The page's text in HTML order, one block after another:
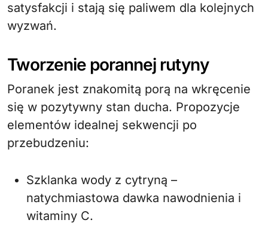
satysfakcji i stają się paliwem dla kolejnych
wyzwań.
Tworzenie porannej rutyny
Poranek jest znakomitą porą na wkręcenie
się w pozytywny stan ducha. Propozycje
elementów idealnej sekwencji po
przebudzeniu:
Szklanka wody z cytryną –
natychmiastowa dawka nawodnienia i
witaminy C.